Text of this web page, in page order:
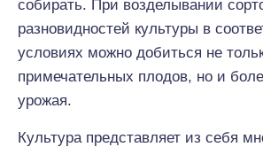
собирать. При возделывании
разновидностей культуры в
условиях можно добиться не
примечательных плодов, но и
урожая.
Культура представляет из себя